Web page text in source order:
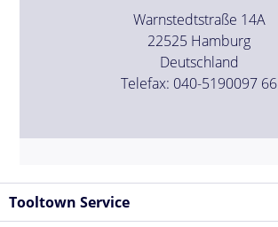
Warnstedtstraße 14A
22525 Hamburg
Deutschland
Telefax: 040-5190097 66
Tooltown Service